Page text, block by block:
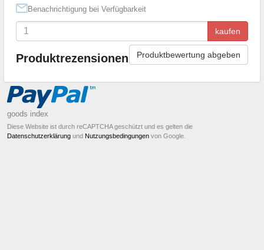
Benachrichtigung bei Verfügbarkeit
kaufen
Produktrezensionen Produktbewertung abgeben
goods index
Diese Website ist durch reCAPTCHA geschützt und es gelten die
Datenschutzerklärung und Nutzungsbedingungen von Google.